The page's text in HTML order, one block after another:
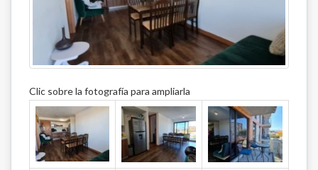
Clic sobre la fotografía para ampliarla